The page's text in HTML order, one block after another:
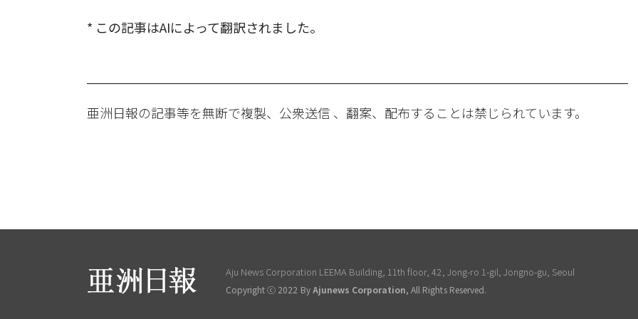
* この記事はAIによって翻訳されました。
亜洲日報の記事等を無断で複製、公衆送信 、翻案、配布することは禁じられています。
Aju News Corporation LEEMA Building, 11th floor, 42, Jong-ro 1-gil, Jongno-gu, Seoul
Copyright ⓒ 2022 ByAjunews Corporation, All Rights Reserved.